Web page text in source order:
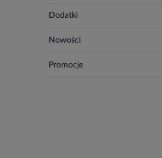
Dodatki
Nowości
Promocje